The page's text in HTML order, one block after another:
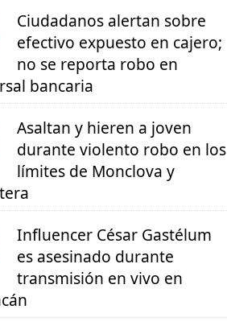
Ciudadanos alertan sobre
efectivo expuesto en cajero;
no se reporta robo en
bancaria
Asaltan y hieren a joven
durante violento robo en los
límites de Monclova y
Influencer César Gastélum
es asesinado durante
transmisión en vivo en